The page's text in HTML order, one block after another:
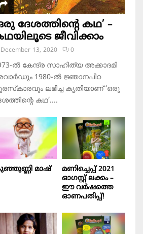
ദേശത്തിന്റെ കഥ’ –
ജീവിക്കാം
December 13, 2020 0
ല്‍ കേന്ദ്ര സാഹിത്യ അക്കാദമി
1980-ല്‍ ജ്ഞാനപീഠ
ലഭിച്ച കൃതിയാണ് ‘ഒരു
കഥ’....
മാഷ്‌
മണിച്ചെപ്പ് 2021
ഓഗസ്റ്റ് ലക്കം –
ഈ വർഷത്തെ
ഓണപതിപ്പ്!